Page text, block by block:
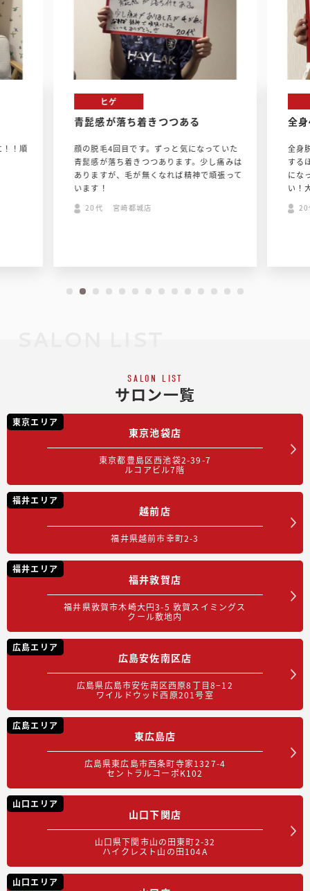
！順
ヒゲ
青髭感が落ち着きつつある
顔の脱毛4回目です。ずっと気になっていた
青髭感が落ち着きつつあります。少し痛みは
ありますが、毛が無くなれば精神で頑張って
います！
20代 宮崎都城店
全
全身
する
にな
い！
SALON LIST
サロン一覧
東京エリア
東京池袋店
東京都豊島区西池袋2-39-7
ルコアビル7階
福井エリア
越前店
福井県越前市幸町2-3
福井エリア
福井敦賀店
福井県敦賀市木崎大円3-5 敦賀スイミングス
クール敷地内
広島エリア
広島安佐南区店
広島県広島市安佐南区西原8丁目8−12
ワイルドウッド西原201号室
広島エリア
東広島店
広島県東広島市西条町寺家1327-4
セントラルコーポK102
山口エリア
山口下関店
山口県下関市山の田東町2-32
ハイクレスト山の田104A
山口エリア